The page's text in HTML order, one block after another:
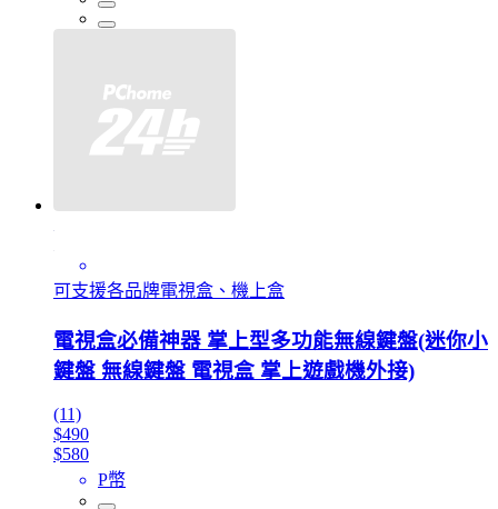
可支援各品牌電視盒、機上盒
電視盒必備神器 掌上型多功能無線鍵盤(迷你小
鍵盤 無線鍵盤 電視盒 掌上遊戲機外接)
(11)
$490
$580
P幣